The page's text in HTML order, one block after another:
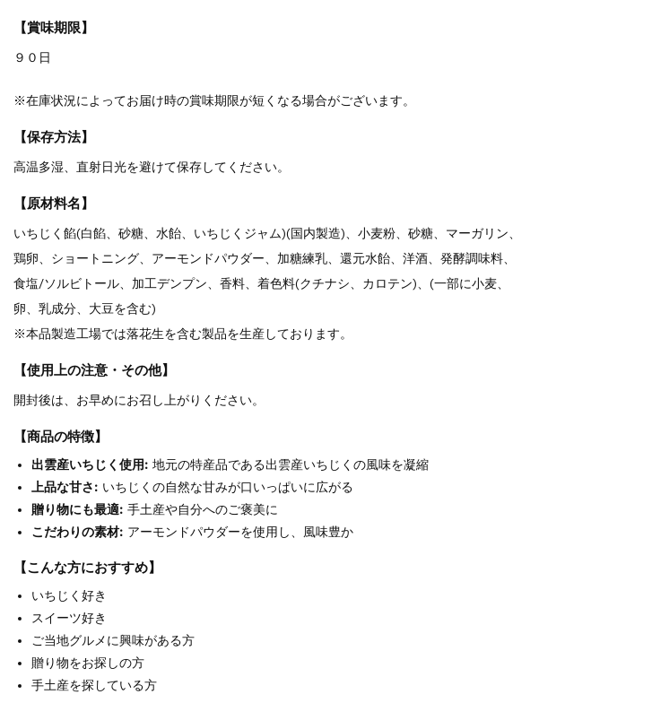
【賞味期限】
９０日
※在庫状況によってお届け時の賞味期限が短くなる場合がございます。
【保存方法】
高温多湿、直射日光を避けて保存してください。
【原材料名】
いちじく餡(白餡、砂糖、水飴、いちじくジャム)(国内製造)、小麦粉、砂糖、マーガリン、
鶏卵、ショートニング、アーモンドパウダー、加糖練乳、還元水飴、洋酒、発酵調味料、
食塩/ソルビトール、加工デンプン、香料、着色料(クチナシ、カロテン)、(一部に小麦、
卵、乳成分、大豆を含む)
※本品製造工場では落花生を含む製品を生産しております。
【使用上の注意・その他】
開封後は、お早めにお召し上がりください。
【商品の特徴】
出雲産いちじく使用: 地元の特産品である出雲産いちじくの風味を凝縮
上品な甘さ: いちじくの自然な甘みが口いっぱいに広がる
贈り物にも最適: 手土産や自分へのご褒美に
こだわりの素材: アーモンドパウダーを使用し、風味豊か
【こんな方におすすめ】
いちじく好き
スイーツ好き
ご当地グルメに興味がある方
贈り物をお探しの方
手土産を探している方